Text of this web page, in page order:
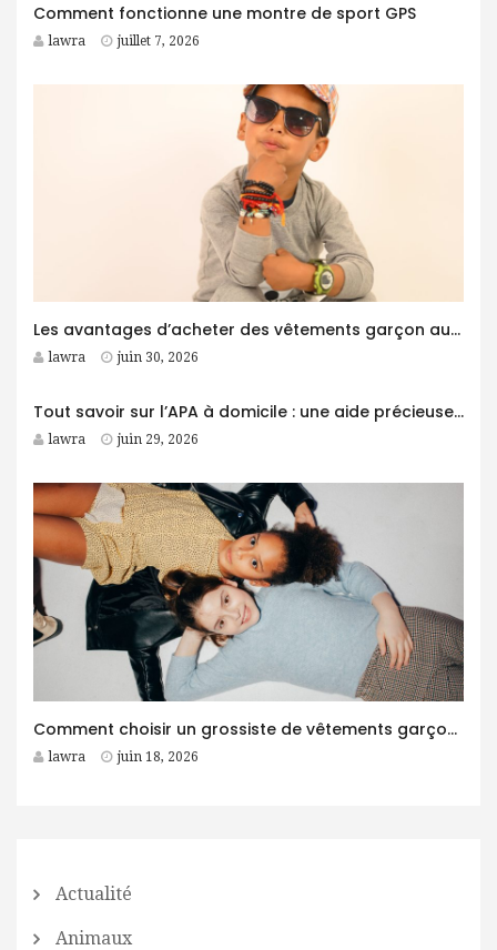
Comment fonctionne une montre de sport GPS
lawra juillet 7, 2026
Les avantages d’acheter des vêtements garçon auprès d’un grossiste
lawra juin 30, 2026
Tout savoir sur l’APA à domicile : une aide précieuse pour les personnes âgées
lawra juin 29, 2026
Comment choisir un grossiste de vêtements garçon fiable pour son business ?
lawra juin 18, 2026
Actualité
Animaux